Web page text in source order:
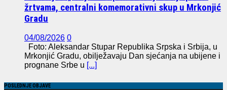
žrtvama, centralni komemorativni skup u Mrkonjić
Gradu
04/08/2026 0
Foto: Aleksandar Stupar Republika Srpska i Srbija, u
Mrkonjić Gradu, obilježavaju Dan sjećanja na ubijene i
prognane Srbe u [...]
POSLEDNJE OBJAVE